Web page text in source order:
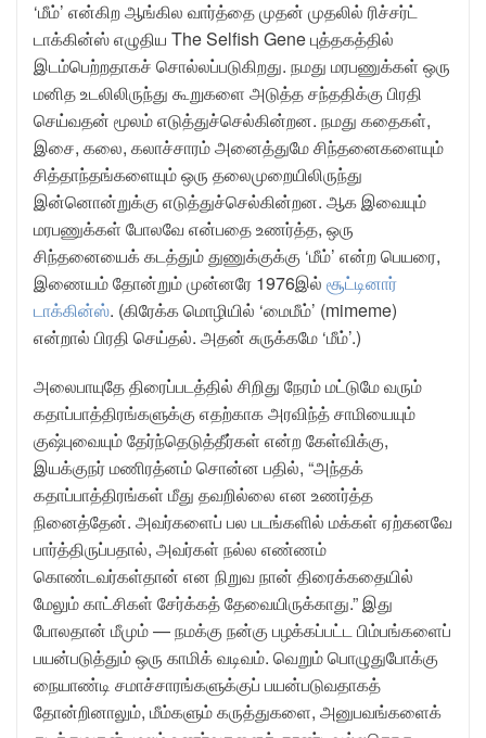
‘மீம்’ என்கிற ஆங்கில வார்த்தை முதன் முதலில் ரிச்சர்ட்
டாக்கின்ஸ் எழுதிய The Selfish Gene புத்தகத்தில்
இடம்பெற்றதாகச் சொல்லப்படுகிறது. நமது மரபணுக்கள் ஒரு
மனித உடலிலிருந்து கூறுகளை அடுத்த சந்ததிக்கு பிரதி
செய்வதன் மூலம் எடுத்துச்செல்கின்றன. நமது கதைகள்,
இசை, கலை, கலாச்சாரம் அனைத்துமே சிந்தனைகளையும்
சித்தாந்தங்களையும் ஒரு தலைமுறையிலிருந்து
இன்னொன்றுக்கு எடுத்துச்செல்கின்றன. ஆக இவையும்
மரபணுக்கள் போலவே என்பதை உணர்த்த, ஒரு
சிந்தனையைக் கடத்தும் துணுக்குக்கு ‘மீம்’ என்ற பெயரை,
இணையம் தோன்றும் முன்னரே 1976இல் சூட்டினார்
டாக்கின்ஸ். (கிரேக்க மொழியில் ‘மைமீம்’ (mimeme)
என்றால் பிரதி செய்தல். அதன் சுருக்கமே ‘மீம்’.)
அலைபாயுதே திரைப்படத்தில் சிறிது நேரம் மட்டுமே வரும்
கதாப்பாத்திரங்களுக்கு எதற்காக அரவிந்த் சாமியையும்
குஷ்புவையும் தேர்ந்தெடுத்தீர்கள் என்ற கேள்விக்கு,
இயக்குநர் மணிரத்னம் சொன்ன பதில், “அந்தக்
கதாப்பாத்திரங்கள் மீது தவறில்லை என உணர்த்த
நினைத்தேன். அவர்களைப் பல படங்களில் மக்கள் ஏற்கனவே
பார்த்திருப்பதால், அவர்கள் நல்ல எண்ணம்
கொண்டவர்கள்தான் என நிறுவ நான் திரைக்கதையில்
மேலும் காட்சிகள் சேர்க்கத் தேவையிருக்காது.” இது
போலதான் மீமும் — நமக்கு நன்கு பழக்கப்பட்ட பிம்பங்களைப்
பயன்படுத்தும் ஒரு காமிக் வடிவம். வெறும் பொழுதுபோக்கு
நையாண்டி சமாச்சாரங்களுக்குப் பயன்படுவதாகத்
தோன்றினாலும், மீம்களும் கருத்துகளை, அனுபவங்களைக்